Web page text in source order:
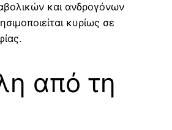
και ανδρογόνων
κυρίως σε
από τη